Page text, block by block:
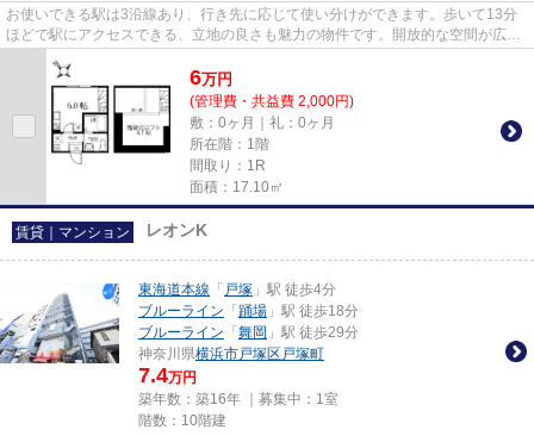
お使いできる駅は3沿線あり、行き先に応じて使い分けができます。歩いて13分
ほどで駅にアクセスできる、立地の良さも魅力の物件です。開放的な空間が広が
6万円
(管理費・共益費 2,000円)
敷：0ヶ月｜礼：0ヶ月
所在階：1階
間取り：1R
面積：17.10㎡
賃貸｜マンション レオンK
東海道本線 「 戸塚 」駅 徒歩4分
ブルーライン 「 踊場 」駅 徒歩18分
ブルーライン 「 舞岡 」駅 徒歩29分
神奈川県横浜市戸塚区 戸塚町
7.4万円
築年数：築16年 ｜募集中： 1室
階数：10階建